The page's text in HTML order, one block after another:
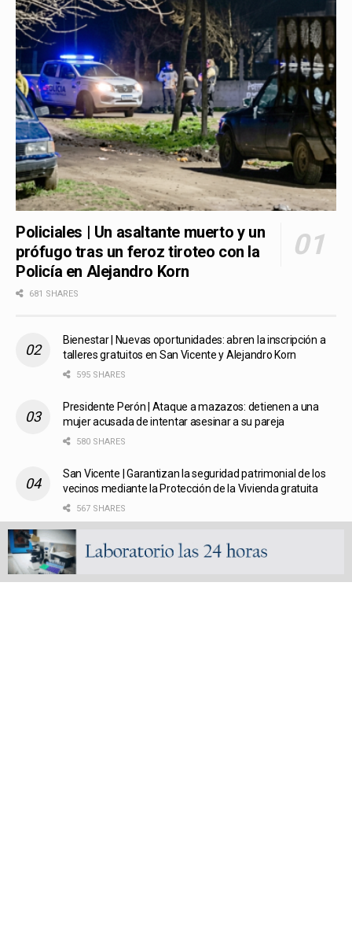
Policiales | Un asaltante muerto y un
prófugo tras un feroz tiroteo con la
Policía en Alejandro Korn
681 SHARES
Bienestar | Nuevas oportunidades: abren la inscripción a
talleres gratuitos en San Vicente y Alejandro Korn
595 SHARES
Presidente Perón | Ataque a mazazos: detienen a una
mujer acusada de intentar asesinar a su pareja
580 SHARES
San Vicente | Garantizan la seguridad patrimonial de los
vecinos mediante la Protección de la Vivienda gratuita
567 SHARES
Fútbol liguista | Defensores de Glew arrasó en las finales
de la Copa de Oro del Femenino y Veterano de la
Metropolitana